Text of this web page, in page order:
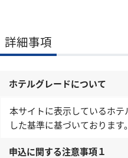
詳細事項
ホテルグレードについて
本サイトに表示しているホ
した基準に基づいております。
申込に関する注意事項１